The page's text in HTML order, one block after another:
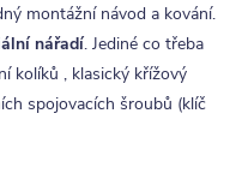
montážní návod a kování.
nářadí. Jediné co třeba
kolíků , klasický křížový
spojovacích šroubů (klíč